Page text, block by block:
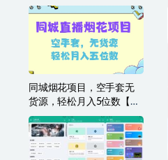
告
同城烟花项目，空手套无
货源，轻松月入5位数【揭
秘】